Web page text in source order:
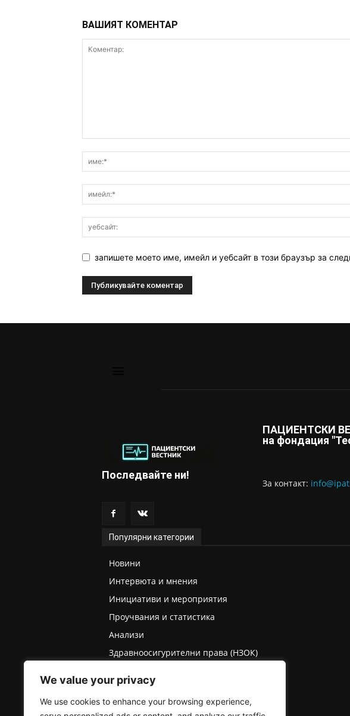
We value your privacy
We use cookies to enhance your browsing experience,
ВАШИЯТ КОМЕНТАР
запишете моето име, имейл и уебсайт в този браузър за
Последвайте ни!
ПАЦИЕНТСКИ
на фондация
За контaкт:
Популярни категории
Новини
Интервюта и мнения
Инициативи и мероприятия
Проучвания и статистика
Анализи
Здравноосигурителни права (НЗОК)
Медицинска експертиза (ТЕЛК/НЕЛК)